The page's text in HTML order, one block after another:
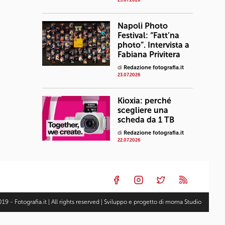
Napoli Photo
Festival: “Fatt’na
photo”. Intervista a
Fabiana Privitera
di Redazione fotografia.it
23.07.2026
Kioxia: perché
scegliere una
scheda da 1 TB
di Redazione fotografia.it
22.07.2026
- Fotografia.it | All rights reserved | Sviluppo e progetto di moma Studio